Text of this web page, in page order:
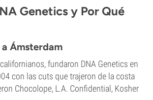
Genetics y Por Qué
Ámsterdam
fundaron DNA Genetics en
con las cuts que trajeron de la costa
Chocolope, L.A. Confidential, Kosher